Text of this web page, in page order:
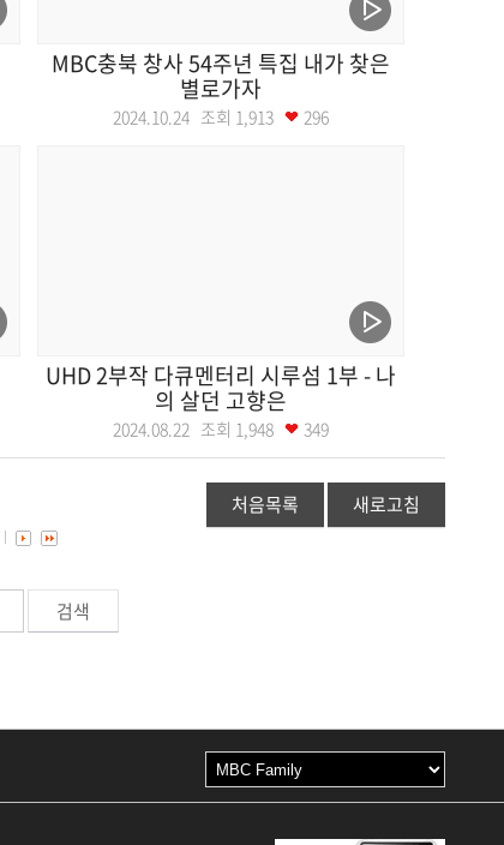
MBC충북 창사 54주년 특집 내가 찾은
별로가자
2024.10.24 조회 1,913 296
UHD 2부작 다큐멘터리 시루섬 1부 - 나
의 살던 고향은
2024.08.22 조회 1,948 349
처음목록 새로고침